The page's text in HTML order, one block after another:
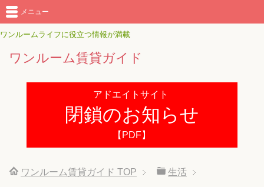
ワンルームライフに役立つ情報が満載
ワンルーム賃貸ガイド
メニュー
アドエイトサイト
閉鎖のお知らせ
【PDF】
ワンルーム賃貸ガイド TOP 生活